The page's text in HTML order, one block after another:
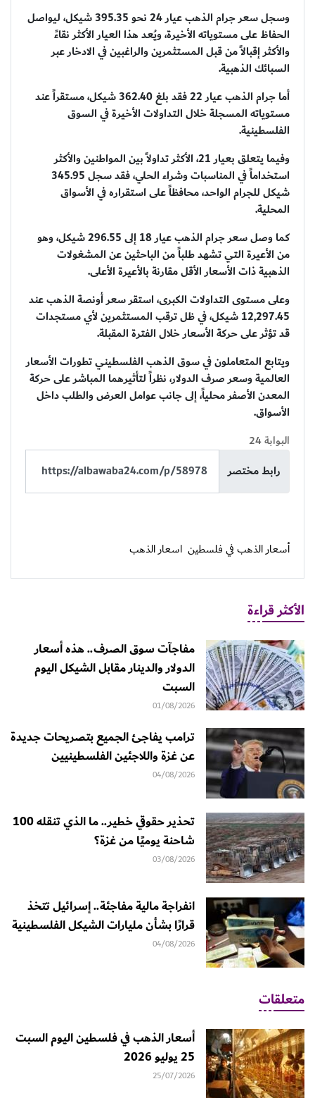
وسجل سعر جرام الذهب عيار 24 نحو 395.35 شيكل، ليواصل
الحفاظ على مستوياته الأخيرة، ويُعد هذا العيار الأكثر نقاءً
والأكثر إقبالاً من قبل المستثمرين والراغبين في الادخار عبر
السبائك الذهبية.
أما جرام الذهب عيار 22 فقد بلغ 362.40 شيكل، مستقراً عند
مستوياته المسجلة خلال التداولات الأخيرة في السوق
الفلسطينية.
وفيما يتعلق بعيار 21، الأكثر تداولاً بين المواطنين والأكثر
استخداماً في المناسبات وشراء الحلي، فقد سجل 345.95
شيكل للجرام الواحد، محافظاً على استقراره في الأسواق
المحلية.
كما وصل سعر جرام الذهب عيار 18 إلى 296.55 شيكل، وهو
من الأعيرة التي تشهد طلباً من الباحثين عن المشغولات
الذهبية ذات الأسعار الأقل مقارنة بالأعيرة الأعلى.
وعلى مستوى التداولات الكبرى، استقر سعر أونصة الذهب عند
12,297.45 شيكل، في ظل ترقب المستثمرين لأي مستجدات
قد تؤثر على حركة الأسعار خلال الفترة المقبلة.
ويتابع المتعاملون في سوق الذهب الفلسطيني تطورات الأسعار
العالمية وسعر صرف الدولار، نظراً لتأثيرهما المباشر على حركة
المعدن الأصفر محلياً، إلى جانب عوامل العرض والطلب داخل
الأسواق.
البوابة 24
رابط مختصر
أسعار الذهب في فلسطين اسعار الذهب
الأكثر قراءة
مفاجآت سوق الصرف.. هذه أسعار
الدولار والدينار مقابل الشيكل اليوم
السبت
01/08/2026
ترامب يفاجئ الجميع بتصريحات جديدة
عن غزة واللاجئين الفلسطينيين
04/08/2026
تحذير حقوقي خطير.. ما الذي تنقله 100
شاحنة يوميًا من غزة؟
03/08/2026
انفراجة مالية مفاجئة.. إسرائيل تتخذ
قرارًا بشأن مليارات الشيكل الفلسطينية
04/08/2026
متعلقات
أسعار الذهب في فلسطين اليوم السبت
25 يوليو 2026
25/07/2026